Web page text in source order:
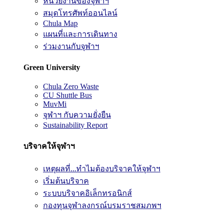
สมุดโทรศัพท์ออนไลน์
Chula Map
แผนที่และการเดินทาง
ร่วมงานกับจุฬาฯ
Green University
Chula Zero Waste
CU Shuttle Bus
MuvMi
จุฬาฯ กับความยั่งยืน
Sustainability Report
บริจาคให้จุฬาฯ
เหตุผลที่...ทำไมต้องบริจาคให้จุฬาฯ
เริ่มต้นบริจาค
ระบบบริจาคอิเล็กทรอนิกส์
กองทุนจุฬาลงกรณ์บรมราชสมภพฯ